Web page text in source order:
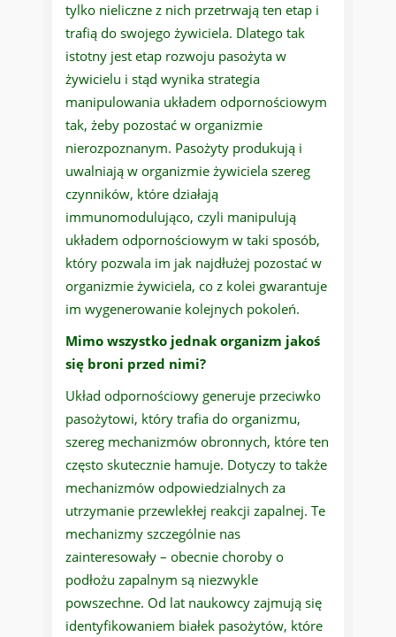
tylko nieliczne z nich przetrwają ten etap i
trafią do swojego żywiciela. Dlatego tak
istotny jest etap rozwoju pasożyta w
żywicielu i stąd wynika strategia
manipulowania układem odpornościowym
tak, żeby pozostać w organizmie
nierozpoznanym. Pasożyty produkują i
uwalniają w organizmie żywiciela szereg
czynników, które działają
immunomodulująco, czyli manipulują
układem odpornościowym w taki sposób,
który pozwala im jak najdłużej pozostać w
organizmie żywiciela, co z kolei gwarantuje
im wygenerowanie kolejnych pokoleń.
Mimo wszystko jednak organizm jakoś
się broni przed nimi?
Układ odpornościowy generuje przeciwko
pasożytowi, który trafia do organizmu,
szereg mechanizmów obronnych, które ten
często skutecznie hamuje. Dotyczy to także
mechanizmów odpowiedzialnych za
utrzymanie przewlekłej reakcji zapalnej. Te
mechanizmy szczególnie nas
zainteresowały – obecnie choroby o
podłożu zapalnym są niezwykle
powszechne. Od lat naukowcy zajmują się
identyfikowaniem białek pasożytów, które